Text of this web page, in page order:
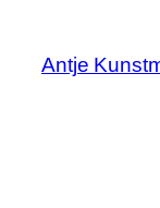
springen
Antje